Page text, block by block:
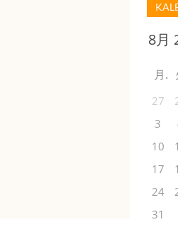
月
27
3
10
17
24
31